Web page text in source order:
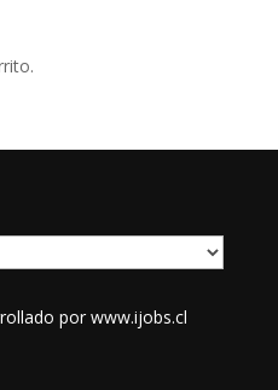
por www.ijobs.cl